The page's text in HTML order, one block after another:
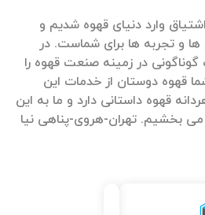
با عشق و اشتیاق وارد دنیای قهوه شدیم و
ها و تجربه ها برای شماست. در
در زمینه صنعت قهوه را
قهوه دوستان از خدمات این
قهوه داستانی دارد و ما به این
بخشیم. تهران-هروی-پناهی نیا